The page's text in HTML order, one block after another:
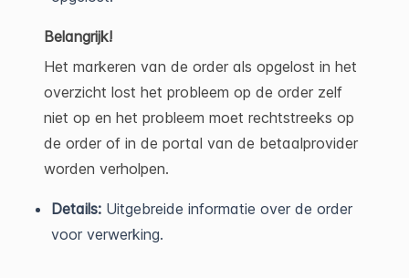
Belangrijk!
Het markeren van de order als opgelost in het
overzicht lost het probleem op de order zelf
niet op en het probleem moet rechtstreeks op
de order of in de portal van de betaalprovider
worden verholpen.
Details: Uitgebreide informatie over de order
voor verwerking.